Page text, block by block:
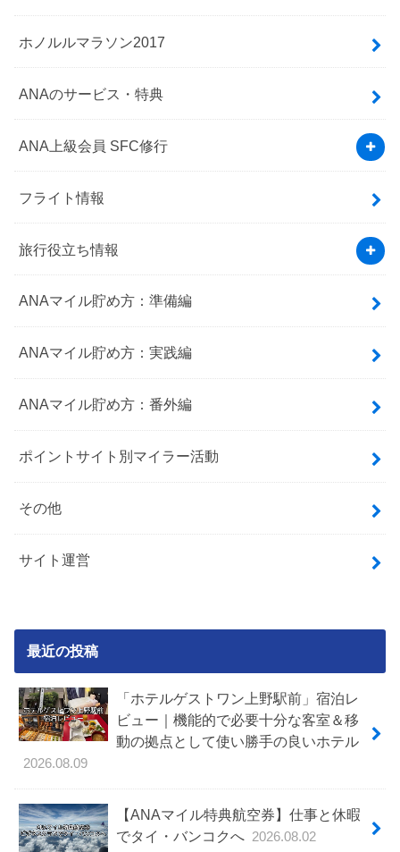
ホノルルマラソン2017
ANAのサービス・特典
ANA上級会員 SFC修行
フライト情報
旅行役立ち情報
ANAマイル貯め方：準備編
ANAマイル貯め方：実践編
ANAマイル貯め方：番外編
ポイントサイト別マイラー活動
その他
サイト運営
最近の投稿
「ホテルゲストワン上野駅前」宿泊レ
ビュー｜機能的で必要十分な客室＆移
動の拠点として使い勝手の良いホテル
2026.08.09
【ANAマイル特典航空券】仕事と休暇
でタイ・バンコクへ 2026.08.02